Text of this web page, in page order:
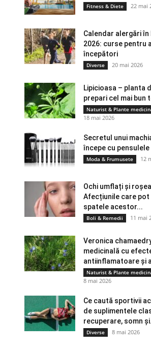
Fitness & Diete 22 mai
Calendar alergări în
2026: curse pentru
începători
Diverse 20 mai 2026
Lipicioasa – planta
prepari cel mai bun
Naturist & Plante
18 mai 2026
Secretul unui
începe cu
Moda & Frumusete 12
Ochi umflați și
Afecțiunile care pot
spatele acestor...
Boli & Remedii 11 mai
Veronica
medicinală cu
antiinflamatoare și
Naturist & Plante
8 mai 2026
Ce caută sportivii
de suplimentele
recuperare, somn
Diverse 8 mai 2026